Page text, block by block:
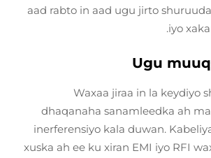
aad rabto in aad ugu jirto
iyo
Ugu
Waxaa jiraa in la keydiyo
dhaqanaha sanamleedka ah
inerferensiyo kala duwan.
xuska ah ee ku xiran EMI iyo RFI